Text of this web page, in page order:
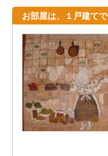
お部屋は、１戸建て